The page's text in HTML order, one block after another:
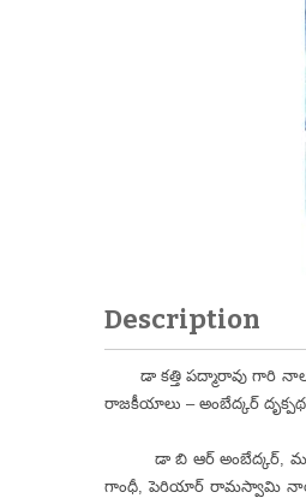
Description
డా కత్తి పద్మారావు గారి
రాజకీయాలు – అంబేద్కర్
డా బి ఆర్ అంబేద్కర్,
గాంధీ, పెరియార్ రామస్వామి